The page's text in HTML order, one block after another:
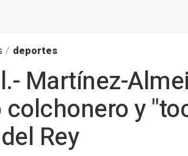
/ deportes
Martínez-
y
Rey